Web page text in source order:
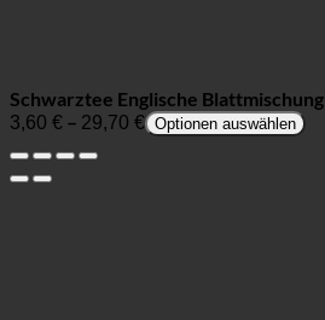
Schwarztee Englische Blattmischung
3,60 € – 29,70 € Optionen auswählen